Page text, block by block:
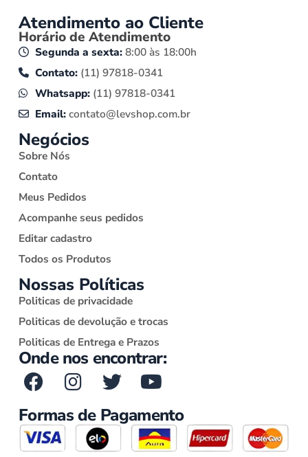
Atendimento ao Cliente
Horário de Atendimento
Segunda a sexta:8:00 às 18:00h
Contato:(11) 97818-0341
Whatsapp:(11) 97818-0341
Email:contato@levshop.com.br
Negócios
Sobre Nós
Contato
Meus Pedidos
Acompanhe seus pedidos
Editar cadastro
Todos os Produtos
Nossas Políticas
Politicas de privacidade
Politicas de devolução e trocas
Politicas de Entrega e Prazos
Onde nos encontrar:
Formas de Pagamento